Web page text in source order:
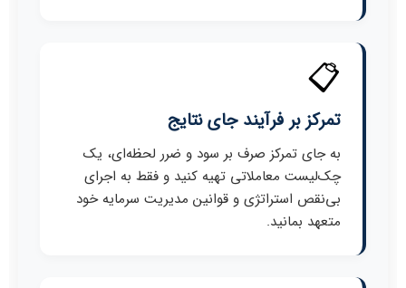
📋
تمرکز بر فرآیند جای نتایج
به جای تمرکز صرف بر سود و ضرر لحظه‌ای، یک
چک‌لیست معاملاتی تهیه کنید و فقط به اجرای
بی‌نقص استراتژی و قوانین مدیریت سرمایه خود
متعهد بمانید.